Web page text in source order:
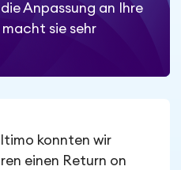
Anpassung an Ihre
macht sie sehr
konnten wir
einen Return on